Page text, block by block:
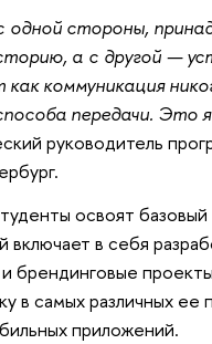
одной стороны,
а с другой —
коммуникация
передачи. Это
руководитель
освоят
включает в себя
брендинговые
в самых различных
приложений.